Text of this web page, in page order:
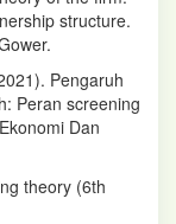
structure.
Pengaruh
Peran screening
Dan
theory (6th